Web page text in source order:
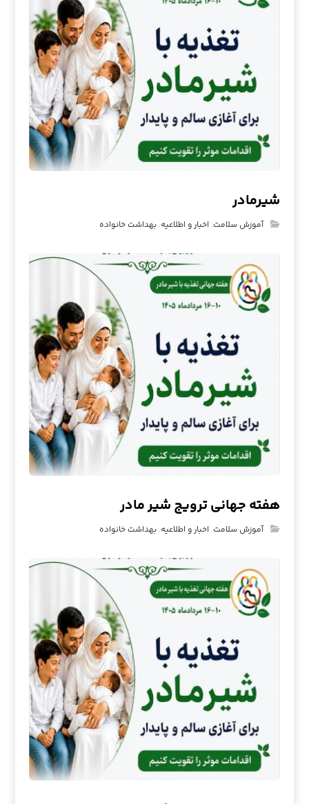
شیرمادر
آموزش سلامت, اخبار و اطلاعیه,بهداشت خانواده
هفته جهانی ترویج شیر مادر
آموزش سلامت, اخبار و اطلاعیه,بهداشت خانواده